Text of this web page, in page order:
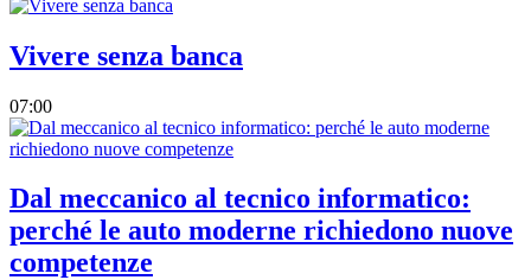
Vivere senza banca
07:00
Dal meccanico al tecnico informatico:
perché le auto moderne richiedono nuove
competenze